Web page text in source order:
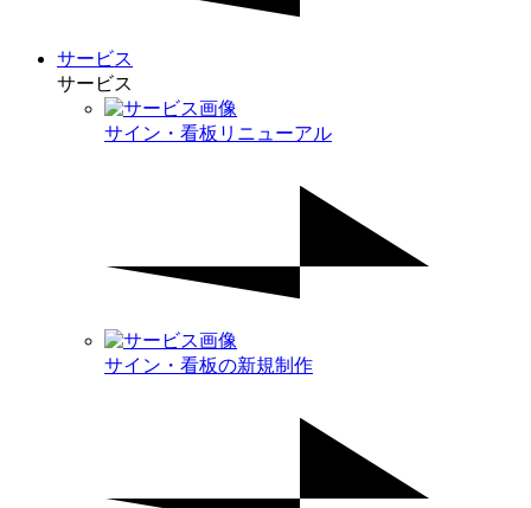
サービス
サービス
サイン・看板リニューアル
サイン・看板の新規制作